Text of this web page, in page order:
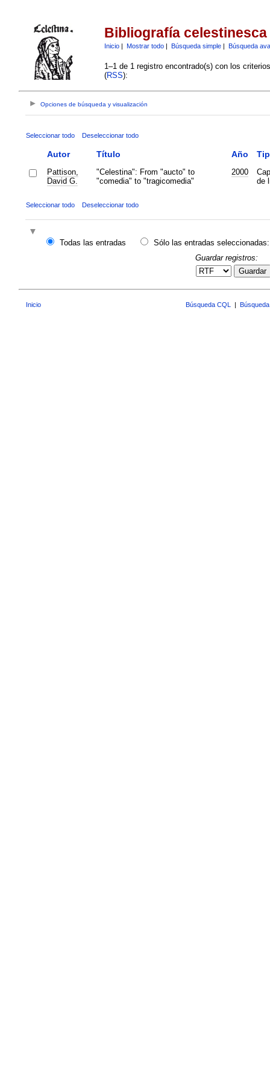
Bibliografía celestinesca
Inicio| Mostrar todo| Búsqueda simple| Búsqueda
1–1 de 1 registro encontrado(s) con los
(RSS):
Opciones de búsqueda y visualización
Seleccionar todo Deseleccionar todo
Autor Título Año
Pattison,
David G.
"Celestina": From "aucto" to
"comedia" to "tragicomedia"
2000
de
Seleccionar todo Deseleccionar todo
Todas las entradas
Sólo las entradas seleccionadas:
Guardar registros:
Guardar
Inicio Búsqueda CQL